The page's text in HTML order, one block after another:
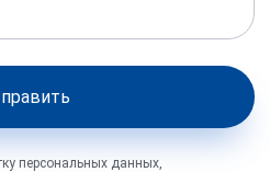
персональных данных,